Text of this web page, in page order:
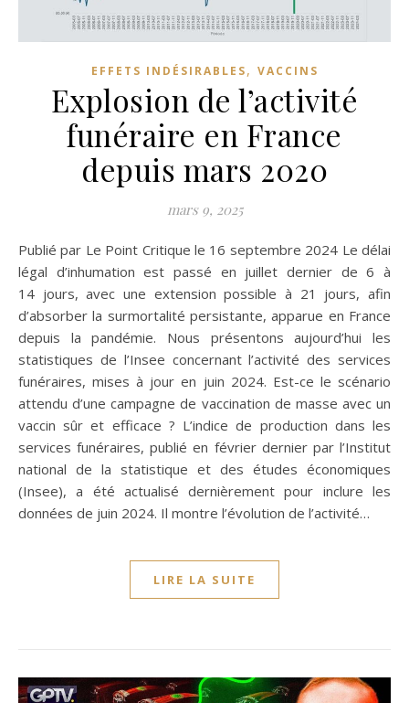
EFFETS INDÉSIRABLES, VACCINS
Explosion de l’activité
funéraire en France
depuis mars 2020
mars 9, 2025
Publié par Le Point Critique le 16 septembre 2024 Le délai
légal d’inhumation est passé en juillet dernier de 6 à
14 jours, avec une extension possible à 21 jours, afin
d’absorber la surmortalité persistante, apparue en France
depuis la pandémie. Nous présentons aujourd’hui les
statistiques de l’Insee concernant l’activité des services
funéraires, mises à jour en juin 2024. Est-ce le scénario
attendu d’une campagne de vaccination de masse avec un
vaccin sûr et efficace ? L’indice de production dans les
services funéraires, publié en février dernier par l’Institut
national de la statistique et des études économiques
(Insee), a été actualisé dernièrement pour inclure les
données de juin 2024. Il montre l’évolution de l’activité…
LIRE LA SUITE